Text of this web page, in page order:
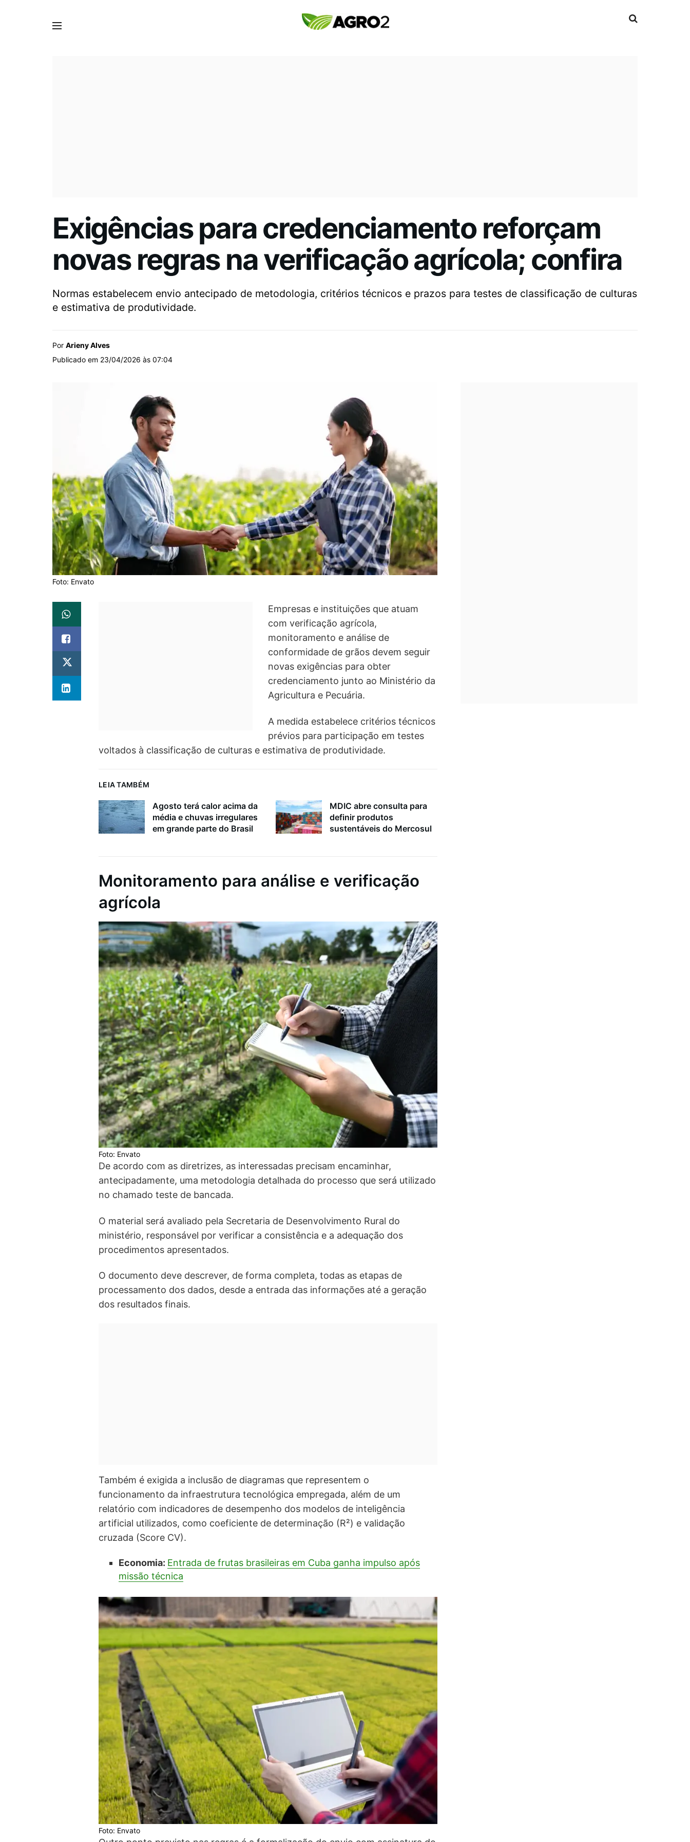
Exigências para credenciamento reforçam
novas regras na verificação agrícola; confira
Normas estabelecem envio antecipado de metodologia, critérios técnicos e prazos para testes de classificação de culturas
e estimativa de produtividade.
Por Arieny Alves
Publicado em 23/04/2026 às 07:04
Foto: Envato
Empresas e instituições que atuam
com verificação agrícola,
monitoramento e análise de
conformidade de grãos devem seguir
novas exigências para obter
credenciamento junto ao Ministério da
Agricultura e Pecuária.
A medida estabelece critérios técnicos
prévios para participação em testes
voltados à classificação de culturas e estimativa de produtividade.
LEIA TAMBÉM
Agosto terá calor acima da
média e chuvas irregulares
em grande parte do Brasil
MDIC abre consulta para
definir produtos
sustentáveis do Mercosul
Monitoramento para análise e verificação
agrícola
Foto: Envato
De acordo com as diretrizes, as interessadas precisam encaminhar,
antecipadamente, uma metodologia detalhada do processo que será utilizado
no chamado teste de bancada.
O material será avaliado pela Secretaria de Desenvolvimento Rural do
ministério, responsável por verificar a consistência e a adequação dos
procedimentos apresentados.
O documento deve descrever, de forma completa, todas as etapas de
processamento dos dados, desde a entrada das informações até a geração
dos resultados finais.
Também é exigida a inclusão de diagramas que representem o
funcionamento da infraestrutura tecnológica empregada, além de um
relatório com indicadores de desempenho dos modelos de inteligência
artificial utilizados, como coeficiente de determinação (R²) e validação
cruzada (Score CV).
Economia: Entrada de frutas brasileiras em Cuba ganha impulso após
missão técnica
Foto: Envato